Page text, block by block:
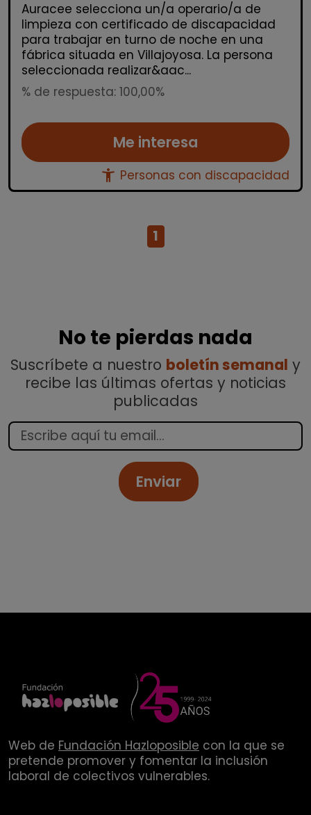
Auracee selecciona un/a operario/a de
limpieza con certificado de discapacidad
para trabajar en turno de noche en una
fábrica situada en Villajoyosa. La persona
seleccionada realizar&aac...
% de respuesta: 100,00%
Me interesa
accessibility_new Personas con discapacidad
1
No te pierdas nada
Suscríbete a nuestro boletín semanal y
recibe las últimas ofertas y noticias
publicadas
Enviar
Web de Fundación Hazloposible con la que se
pretende promover y fomentar la inclusión
laboral de colectivos vulnerables.